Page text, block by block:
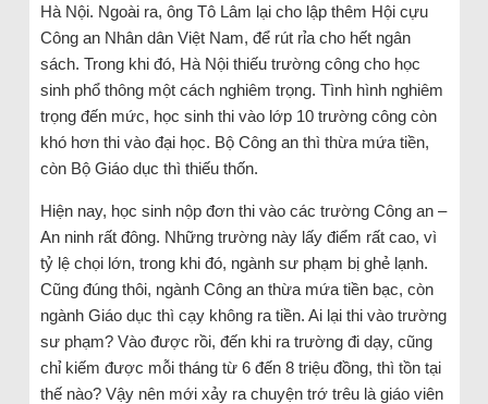
Hà Nội. Ngoài ra, ông Tô Lâm lại cho lập thêm Hội cựu
Công an Nhân dân Việt Nam, để rút rỉa cho hết ngân
sách. Trong khi đó, Hà Nội thiếu trường công cho học
sinh phổ thông một cách nghiêm trọng. Tình hình nghiêm
trọng đến mức, học sinh thi vào lớp 10 trường công còn
khó hơn thi vào đại học. Bộ Công an thì thừa mứa tiền,
còn Bộ Giáo dục thì thiếu thốn.
Hiện nay, học sinh nộp đơn thi vào các trường Công an –
An ninh rất đông. Những trường này lấy điểm rất cao, vì
tỷ lệ chọi lớn, trong khi đó, ngành sư phạm bị ghẻ lạnh.
Cũng đúng thôi, ngành Công an thừa mứa tiền bạc, còn
ngành Giáo dục thì cạy không ra tiền. Ai lại thi vào trường
sư phạm? Vào được rồi, đến khi ra trường đi dạy, cũng
chỉ kiếm được mỗi tháng từ 6 đến 8 triệu đồng, thì tồn tại
thế nào? Vậy nên mới xảy ra chuyện trớ trêu là giáo viên